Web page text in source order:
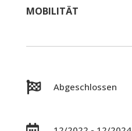
MOBILITÄT
 Abgeschlossen